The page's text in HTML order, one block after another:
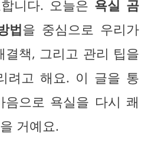
니다. 오늘은 욕실 곰
법을 중심으로 우리가
결책, 그리고 관리 팁을
려고 해요. 이 글을 통
으로 욕실을 다시 쾌
거예요.